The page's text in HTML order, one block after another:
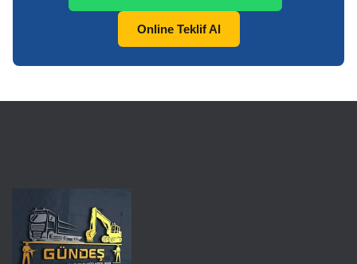
Online Teklif Al